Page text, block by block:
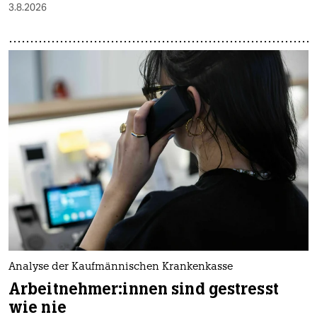
3.8.2026
Analyse der Kaufmännischen Krankenkasse
Ar­beit­neh­me­r:in­nen sind gestresst
wie nie